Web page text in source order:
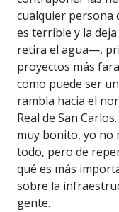
cualquier persona
es terrible y la
retira el agua—,
proyectos más
como puede ser
rambla hacia el
Real de San
muy bonito, yo no
todo, pero de
qué es más
sobre la
gente.